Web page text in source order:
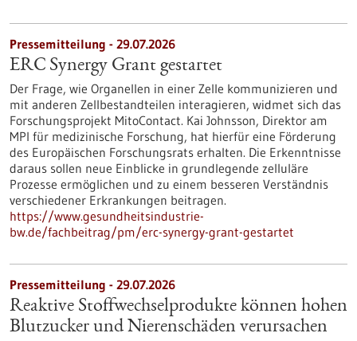
Pressemitteilung - 29.07.2026
ERC Synergy Grant gestartet
Der Frage, wie Organellen in einer Zelle kommunizieren und
mit anderen Zellbestandteilen interagieren, widmet sich das
Forschungsprojekt MitoContact. Kai Johnsson, Direktor am
MPI für medizinische Forschung, hat hierfür eine Förderung
des Europäischen Forschungsrats erhalten. Die Erkenntnisse
daraus sollen neue Einblicke in grundlegende zelluläre
Prozesse ermöglichen und zu einem besseren Verständnis
verschiedener Erkrankungen beitragen.
https://www.gesundheitsindustrie-
bw.de/fachbeitrag/pm/erc-synergy-grant-gestartet
Pressemitteilung - 29.07.2026
Reaktive Stoffwechselprodukte können hohen
Blutzucker und Nierenschäden verursachen